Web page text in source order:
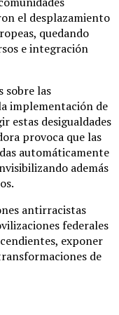
el desplazamiento
quedando
e integración
sobre las
implementación de
estas desigualdades
provoca que las
automáticamente
además
antirracistas
federales
exponer
de